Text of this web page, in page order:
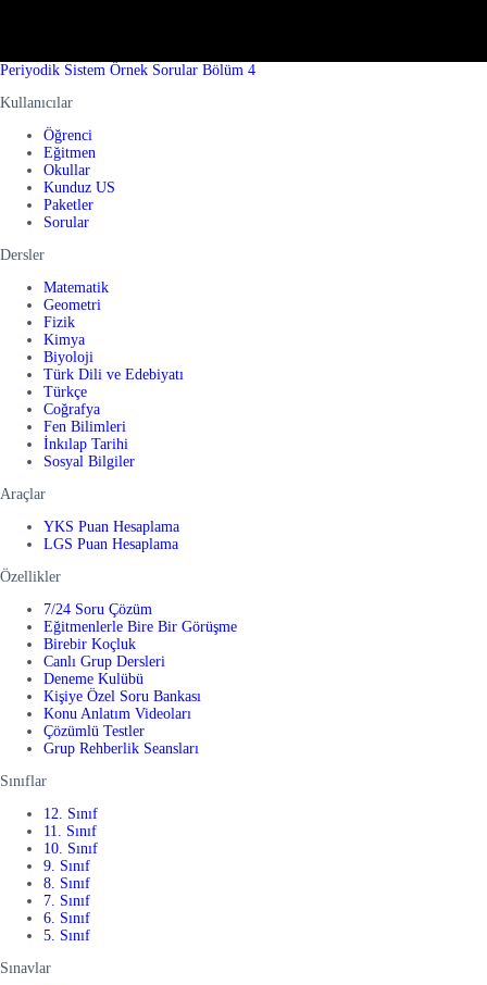
Periyodik Sistem Örnek Sorular Bölüm 4
Kullanıcılar
Öğrenci
Eğitmen
Okullar
Kunduz US
Paketler
Sorular
Dersler
Matematik
Geometri
Fizik
Kimya
Biyoloji
Türk Dili ve Edebiyatı
Türkçe
Coğrafya
Fen Bilimleri
İnkılap Tarihi
Sosyal Bilgiler
Araçlar
YKS Puan Hesaplama
LGS Puan Hesaplama
Özellikler
7/24 Soru Çözüm
Eğitmenlerle Bire Bir Görüşme
Birebir Koçluk
Canlı Grup Dersleri
Deneme Kulübü
Kişiye Özel Soru Bankası
Konu Anlatım Videoları
Çözümlü Testler
Grup Rehberlik Seansları
Sınıflar
12. Sınıf
11. Sınıf
10. Sınıf
9. Sınıf
8. Sınıf
7. Sınıf
6. Sınıf
5. Sınıf
Sınavlar